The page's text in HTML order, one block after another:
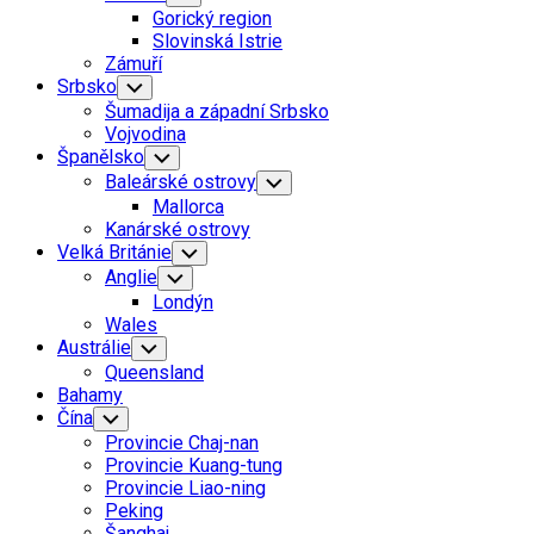
Child
Menu
Gorický region
Slovinská Istrie
Zámuří
Srbsko Toggle
Child
Menu
Šumadija a západní Srbsko
Vojvodina
Španělsko Toggle
Child
Menu
Baleárské ostrovy Toggle
Child
Mallorca
Kanárské ostrovy
Velká Británie Toggle
Child
Menu
Anglie Toggle
Child
Menu
Londýn
Wales
Austrálie Toggle
Child
Menu
Queensland
Bahamy
Čína Toggle
Child
Menu
Provincie Chaj-nan
Provincie Kuang-tung
Provincie Liao-ning
Peking